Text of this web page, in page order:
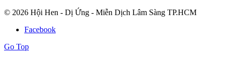
© 2026 Hội Hen - Dị Ứng - Miễn Dịch Lâm Sàng TP.HCM
Facebook
Go Top